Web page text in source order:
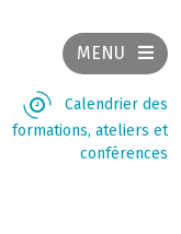
MENU
Calendrier des
formations, ateliers et
conférences